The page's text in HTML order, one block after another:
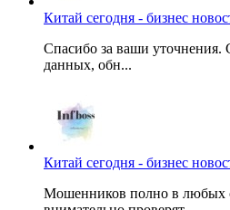
Китай сегодня - бизнес
Спасибо за ваши уточнения.
данных, обн...
Китай сегодня - бизнес
Мошенников полно в любых